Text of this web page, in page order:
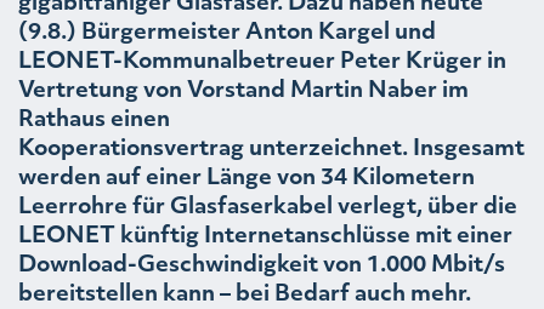
(9.8.) Bürgermeister Anton Kargel und
LEONET-Kommunalbetreuer Peter Krüger in
Vertretung von Vorstand Martin Naber im
Rathaus einen
Kooperationsvertrag unterzeichnet. Insgesamt
werden auf einer Länge von 34 Kilometern
Leerrohre für Glasfaserkabel verlegt, über die
LEONET künftig Internetanschlüsse mit einer
Download-Geschwindigkeit von 1.000 Mbit/s
bereitstellen kann – bei Bedarf auch mehr.